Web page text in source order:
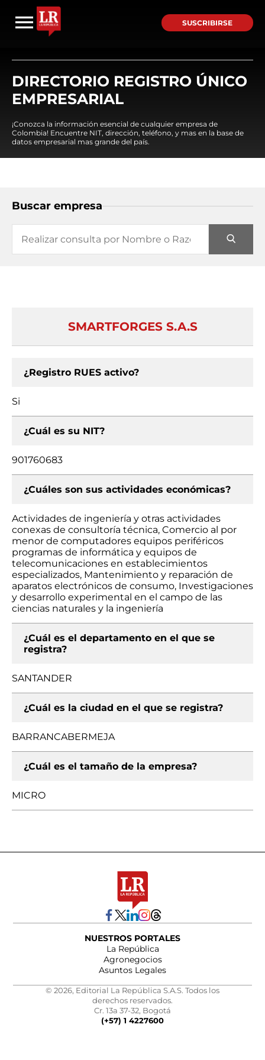
SUSCRIBIRSE
DIRECTORIO REGISTRO ÚNICO
EMPRESARIAL
¡Conozca la información esencial de cualquier empresa de
Colombia! Encuentre NIT, dirección, teléfono, y mas en la base de
datos empresarial mas grande del país.
Buscar empresa
SMARTFORGES S.A.S
¿Registro RUES activo?
Si
¿Cuál es su NIT?
901760683
¿Cuáles son sus actividades económicas?
Actividades de ingeniería y otras actividades
conexas de consultoría técnica, Comercio al por
menor de computadores equipos periféricos
programas de informática y equipos de
telecomunicaciones en establecimientos
especializados, Mantenimiento y reparación de
aparatos electrónicos de consumo, Investigaciones
y desarrollo experimental en el campo de las
ciencias naturales y la ingeniería
¿Cuál es el departamento en el que se
registra?
SANTANDER
¿Cuál es la ciudad en el que se registra?
BARRANCABERMEJA
¿Cuál es el tamaño de la empresa?
MICRO
NUESTROS PORTALES
La República
Agronegocios
Asuntos Legales
© 2026, Editorial La República S.A.S. Todos los
derechos reservados.
Cr. 13a 37-32, Bogotá
(+57) 1 4227600